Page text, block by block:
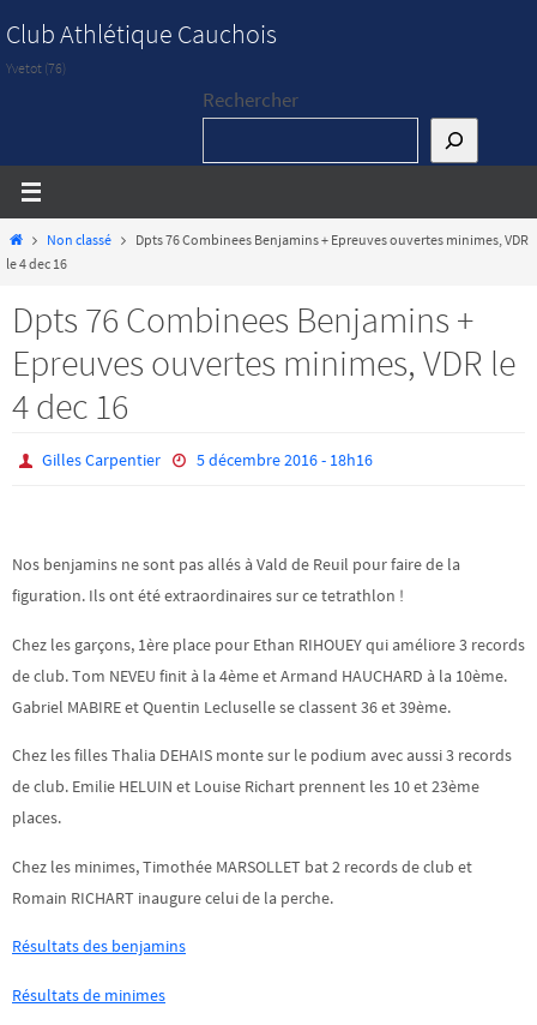
vers
le
Club Athlétique Cauchois
Yvetot (76)
Rechercher
HomeNon classé
Dpts 76 Combinees Benjamins + Epreuves ouvertes minimes, VDR
le 4 dec 16
Dpts 76 Combinees Benjamins +
Epreuves ouvertes minimes, VDR le
4 dec 16
Gilles Carpentier 5 décembre 2016 - 18h16
Nos benjamins ne sont pas allés à Vald de Reuil pour faire de la
figuration. Ils ont été extraordinaires sur ce tetrathlon !
Chez les garçons, 1ère place pour Ethan RIHOUEY qui améliore 3 records
de club. Tom NEVEU finit à la 4ème et Armand HAUCHARD à la 10ème.
Gabriel MABIRE et Quentin Lecluselle se classent 36 et 39ème.
Chez les filles Thalia DEHAIS monte sur le podium avec aussi 3 records
de club. Emilie HELUIN et Louise Richart prennent les 10 et 23ème
places.
Chez les minimes, Timothée MARSOLLET bat 2 records de club et
Romain RICHART inaugure celui de la perche.
Résultats des benjamins
Résultats de minimes